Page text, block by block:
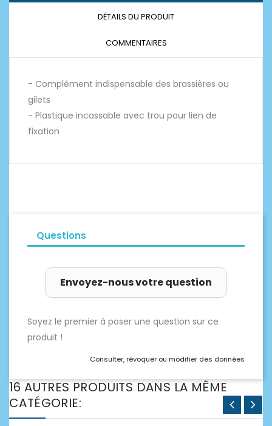
DÉTAILS DU PRODUIT
COMMENTAIRES
- Complément indispensable des brassières ou
gilets
- Plastique incassable avec trou pour lien de
fixation
Questions
Envoyez-nous votre question
Soyez le premier à poser une question sur ce
produit !
Consulter, révoquer ou modifier des données
16 AUTRES PRODUITS DANS LA MÊME
CATÉGORIE: